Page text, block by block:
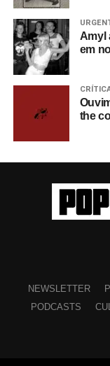
Amyl
em
the
NEWSLETTER
PODCASTS